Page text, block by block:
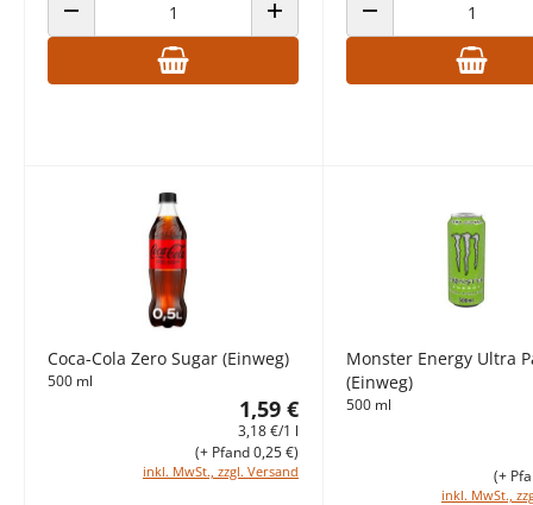
ANZAHL VERRINGERN ANZAHL ERHÖHENANZAHL VERRINGERN
Coca-Cola Zero Sugar (Einweg)
500 ml
1,59 €
3,18 €/1 l
inkl. MwSt., zzgl. Versand
(+ Pfand 0,25 €)
Monster Energy Ultra
(Einweg)
500 ml
inkl. MwSt.,
(+